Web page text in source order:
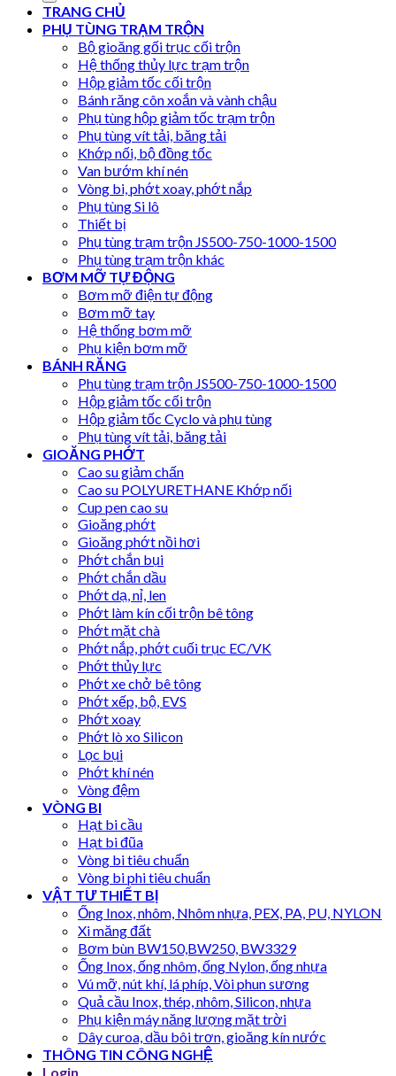
TRANG CHỦ
PHỤ TÙNG TRẠM TRỘN
Bộ gioăng gối trục cối trộn
Hệ thống thủy lực trạm trộn
Hộp giảm tốc cối trộn
Bánh răng côn xoắn và vành chậu
Phụ tùng hộp giảm tốc trạm trộn
Phụ tùng vít tải, băng tải
Khớp nối, bộ đồng tốc
Van bướm khí nén
Vòng bi, phớt xoay, phớt nắp
Phụ tùng Si lô
Thiết bị
Phụ tùng trạm trộn JS500-750-1000-1500
Phụ tùng trạm trộn khác
BƠM MỠ TỰ ĐỘNG
Bơm mỡ điện tự động
Bơm mỡ tay
Hệ thống bơm mỡ
Phụ kiện bơm mỡ
BÁNH RĂNG
Phụ tùng trạm trộn JS500-750-1000-1500
Hộp giảm tốc cối trộn
Hộp giảm tốc Cyclo và phụ tùng
Phụ tùng vít tải, băng tải
GIOĂNG PHỚT
Cao su giảm chấn
Cao su POLYURETHANE Khớp nối
Cup pen cao su
Gioăng phớt
Gioăng phớt nồi hơi
Phớt chắn bụi
Phớt chắn dầu
Phớt dạ, nỉ, len
Phớt làm kín cối trộn bê tông
Phớt mặt chà
Phớt nắp, phớt cuối trục EC/VK
Phớt thủy lực
Phớt xe chở bê tông
Phớt xếp, bộ, EVS
Phớt xoay
Phớt lò xo Silicon
Lọc bụi
Phớt khí nén
Vòng đệm
VÒNG BI
Hạt bi cầu
Hạt bi đũa
Vòng bi tiêu chuẩn
Vòng bi phi tiêu chuẩn
VẬT TƯ THIẾT BỊ
Ống Inox, nhôm, Nhôm nhựa, PEX, PA, PU, NYLON
Xi măng đất
Bơm bùn BW150,BW250, BW3329
Ống Inox, ống nhôm, ống Nylon, ống nhựa
Vú mỡ, nút khí, lá phíp, Vòi phun sương
Quả cầu Inox, thép, nhôm, Silicon, nhựa
Phụ kiện máy năng lượng mặt trời
Dây curoa, dầu bôi trơn, gioăng kín nước
THÔNG TIN CÔNG NGHỆ
Login